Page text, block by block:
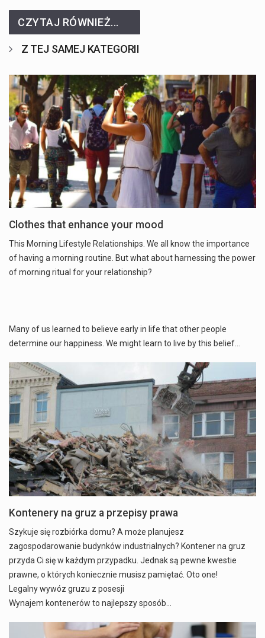
CZYTAJ RÓWNIEŻ...
Z TEJ SAMEJ KATEGORII
Clothes that enhance your mood
This Morning Lifestyle Relationships. We all know the importance
of having a morning routine. But what about harnessing the power
of morning ritual for your relationship?
Many of us learned to believe early in life that other people
determine our happiness. We might learn to live by this belief…
Kontenery na gruz a przepisy prawa
Szykuje się rozbiórka domu? A może planujesz
zagospodarowanie budynków industrialnych? Kontener na gruz
przyda Ci się w każdym przypadku. Jednak są pewne kwestie
prawne, o których koniecznie musisz pamiętać. Oto one!
Legalny wywóz gruzu z posesji
Wynajem kontenerów to najlepszy sposób…